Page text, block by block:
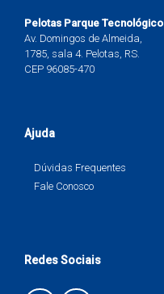
Pelotas Parque Tecnológico
Av. Domingos de Almeida,
1785, sala 4. Pelotas, RS.
CEP 96085-470
Ajuda
Dúvidas Frequentes
Fale Conosco
Redes Sociais